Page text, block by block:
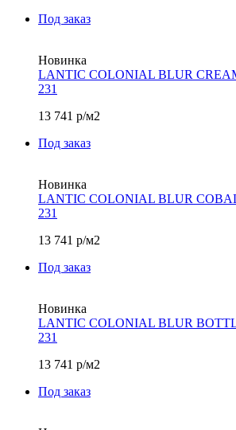
Под заказ
Новинка
LANTIC COLONIAL BLUR
231
13 741 р/м2
Под заказ
Новинка
LANTIC COLONIAL BLUR
231
13 741 р/м2
Под заказ
Новинка
LANTIC COLONIAL BLUR
231
13 741 р/м2
Под заказ